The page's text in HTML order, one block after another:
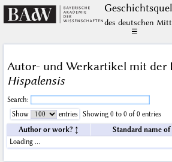
des deutschen
☰
Autor- und Werkartikel mit der
Hispalensis
Search:
Show
entries
Showing 0 to 0 of 0 entries
Author or work?
Standard name
Loading …